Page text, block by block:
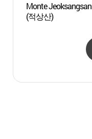
Monte Jeoksangsan
(적상산)